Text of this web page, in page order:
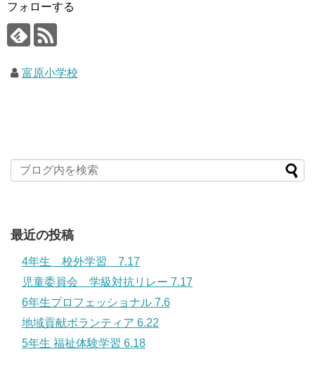
フォローする
富原小学校
最近の投稿
4年生 校外学習 7.17
児童委員会 学級対抗リレー 7.17
6年生プロフェッショナル 7.6
地域貢献ボランティア 6.22
5年生 福祉体験学習 6.18